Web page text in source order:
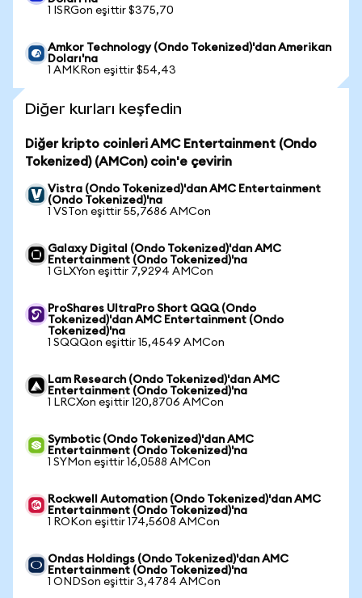
1 ISRGon eşittir $375,70
Amkor Technology (Ondo Tokenized)'dan Amerikan
Doları'na
1 AMKRon eşittir $54,43
Diğer kurları keşfedin
Diğer kripto coinleri AMC Entertainment (Ondo
Tokenized) (AMCon) coin'e çevirin
Vistra (Ondo Tokenized)'dan AMC Entertainment
(Ondo Tokenized)'na
1 VSTon eşittir 55,7686 AMCon
Galaxy Digital (Ondo Tokenized)'dan AMC
Entertainment (Ondo Tokenized)'na
1 GLXYon eşittir 7,9294 AMCon
ProShares UltraPro Short QQQ (Ondo
Tokenized)'dan AMC Entertainment (Ondo
Tokenized)'na
1 SQQQon eşittir 15,4549 AMCon
Lam Research (Ondo Tokenized)'dan AMC
Entertainment (Ondo Tokenized)'na
1 LRCXon eşittir 120,8706 AMCon
Symbotic (Ondo Tokenized)'dan AMC
Entertainment (Ondo Tokenized)'na
1 SYMon eşittir 16,0588 AMCon
Rockwell Automation (Ondo Tokenized)'dan AMC
Entertainment (Ondo Tokenized)'na
1 ROKon eşittir 174,5608 AMCon
Ondas Holdings (Ondo Tokenized)'dan AMC
Entertainment (Ondo Tokenized)'na
1 ONDSon eşittir 3,4784 AMCon